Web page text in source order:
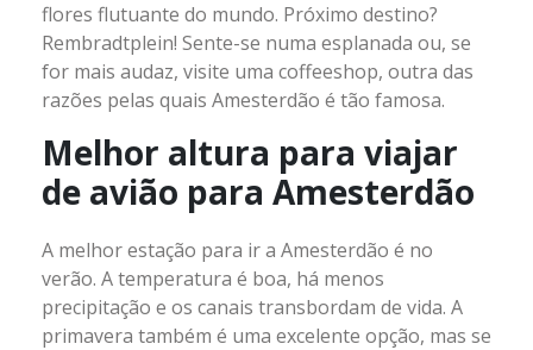
flores flutuante do mundo. Próximo destino?
Rembradtplein! Sente-se numa esplanada ou, se
for mais audaz, visite uma coffeeshop, outra das
razões pelas quais Amesterdão é tão famosa.
Melhor altura para viajar
de avião para Amesterdão
A melhor estação para ir a Amesterdão é no
verão. A temperatura é boa, há menos
precipitação e os canais transbordam de vida. A
primavera também é uma excelente opção, mas se